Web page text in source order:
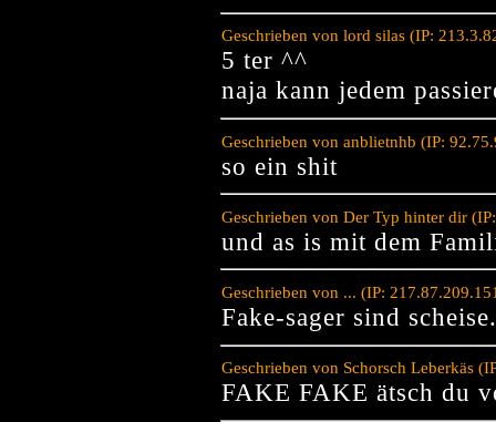
Geschrieben von lord silas (IP:
5 ter ^^
naja kann jedem
Geschrieben von anblietnhb (IP:
so ein shit
Geschrieben von Der Typ hinter dir
und as is mit dem
Geschrieben von ... (IP:
Fake-sager sind
Geschrieben von Schorsch Leberkäs
FAKE FAKE ätsch du